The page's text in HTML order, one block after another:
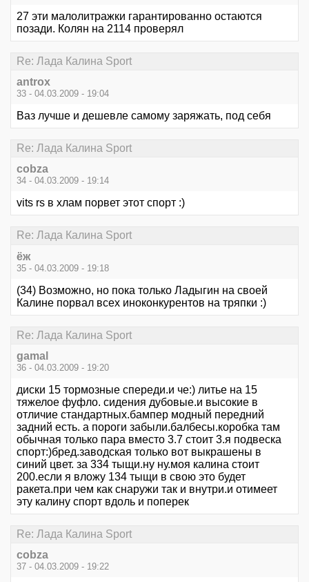
27 эти малолитражки гарантированно остаются
позади. Колян на 2114 проверял
Re: Лада Калина Sport
antrox
33 - 04.03.2009 - 19:04
Ваз лучше и дешевле самому заряжать, под себя
Re: Лада Калина Sport
cobza
34 - 04.03.2009 - 19:14
vits rs в хлам порвет этот спорт :)
Re: Лада Калина Sport
ёж
35 - 04.03.2009 - 19:18
(34) Возможно, но пока только Ладыгин на своей
Калине порвал всех иноконкурентов на тряпки :)
Re: Лада Калина Sport
gаmаl
36 - 04.03.2009 - 19:20
диски 15 тормозные спереди.и че:) литье на 15
тяжелое фуфло. сидения дубовые.и высокие в
отличие стандартных.бампер модный передний
задний есть. а пороги забыли.балбесы.коробка там
обычная только пара вместо 3.7 стоит 3.я подвеска
спорт:)бред.заводская только вот выкрашены в
синий цвет. за 334 тыщи.ну ну.моя калина стоит
200.если я вложу 134 тыщи в свою это будет
ракета.при чем как снаружи так и внутри.и отимеет
эту калину спорт вдоль и поперек
Re: Лада Калина Sport
cobza
37 - 04.03.2009 - 19:22